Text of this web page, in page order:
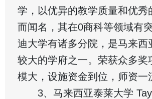
学，以优异的教学质量和优秀
而闻名，其在0商科等领域有
迪大学有诸多分院，是马来西
较大的学府之一。荣获众多奖
模大，设施资金到位，师资一
3、马来西亚泰莱大学